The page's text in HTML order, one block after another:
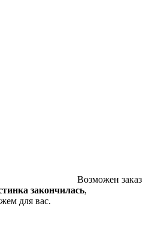
Возможен заказ
закончилась,
для вас.